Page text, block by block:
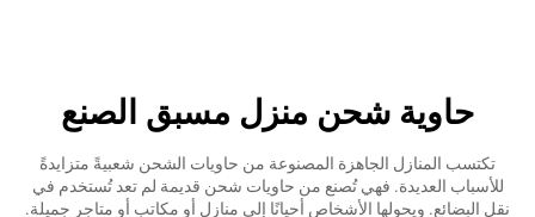
حاوية شحن منزل مسبق الصنع
تكتسب المنازل الجاهزة المصنوعة من حاويات الشحن شعبيةً متزايدةً
للأسباب العديدة. فهي تُصنع من حاويات شحن قديمة لم تعد تُستخدم في
نقل البضائع. ويحولها الأشخاص أحيانًا إلى منازل أو مكاتب أو متاجر جميلة.